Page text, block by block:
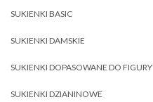
SUKIENKI BASIC
SUKIENKI DAMSKIE
SUKIENKI DOPASOWANE DO FIGURY
SUKIENKI DZIANINOWE